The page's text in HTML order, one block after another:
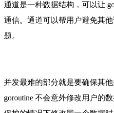
通道是一种数据结构，可以让
通信。通道可以帮用户避免其
题。
并发最难的部分就是要确保其
goroutine 不会意外修改用户的